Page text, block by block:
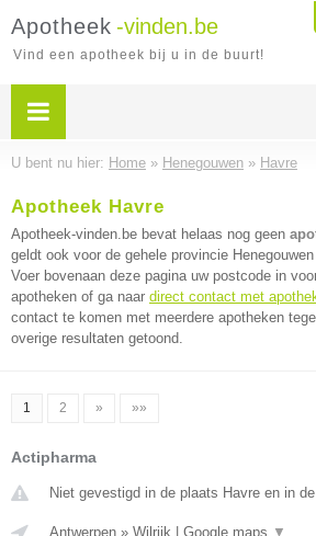
Apotheek -vinden.be
Vind een apotheek bij u in de buurt!
U bent nu hier: Home » Henegouwen » Havre
Apotheek Havre
Apotheek-vinden.be bevat helaas nog geen
geldt ook voor de gehele provincie
Voer bovenaan deze pagina uw postcode in
apotheken of ga naar direct contact met
contact te komen met meerdere apotheken
overige resultaten getoond.
1 2 » »»
Actipharma
Niet gevestigd in de plaats Havre en in
Antwerpen » Wilrijk Google maps ▼